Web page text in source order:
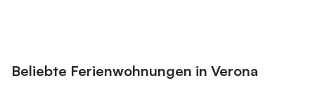
Beliebte Ferienwohnungen in Verona